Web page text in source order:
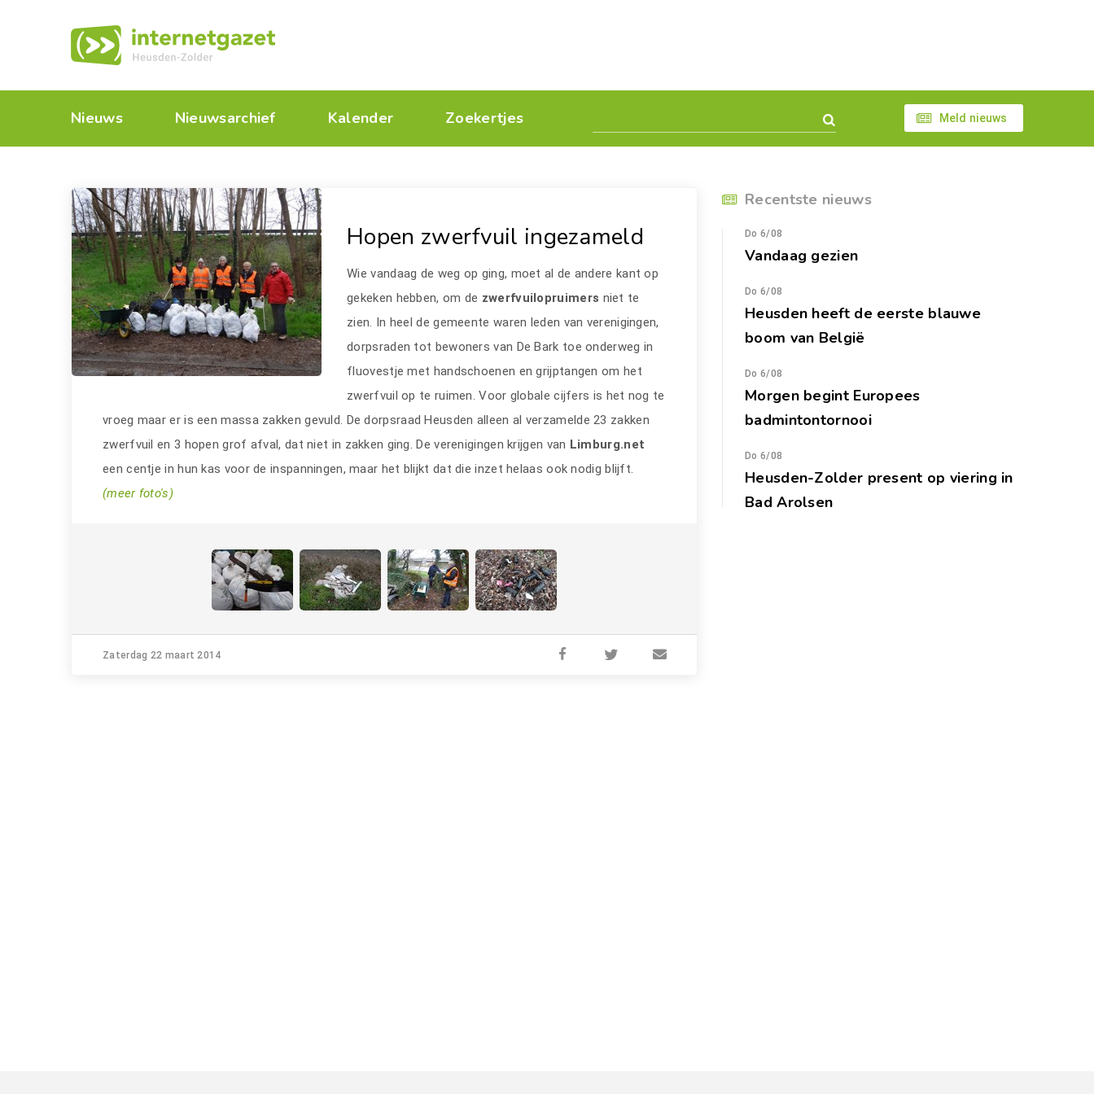
Nieuws Nieuwsarchief Kalender Zoekertjes Meld nieuws
Hopen zwerfvuil ingezameld
Wie vandaag de weg op ging, moet al de andere kant op
gekeken hebben, om de zwerfvuilopruimers niet te
zien. In heel de gemeente waren leden van verenigingen,
dorpsraden tot bewoners van De Bark toe onderweg in
fluovestje met handschoenen en grijptangen om het
zwerfvuil op te ruimen. Voor globale cijfers is het nog te
vroeg maar er is een massa zakken gevuld. De dorpsraad Heusden alleen al verzamelde 23 zakken
zwerfvuil en 3 hopen grof afval, dat niet in zakken ging. De verenigingen krijgen van Limburg.net
een centje in hun kas voor de inspanningen, maar het blijkt dat die inzet helaas ook nodig blijft.
(meer foto's)
Zaterdag 22 maart 2014
Recentste nieuws
Do 6/08
Vandaag gezien
Do 6/08
Heusden heeft de eerste blauwe
boom van België
Do 6/08
Morgen begint Europees
badmintontornooi
Do 6/08
Heusden-Zolder present op viering in
Bad Arolsen